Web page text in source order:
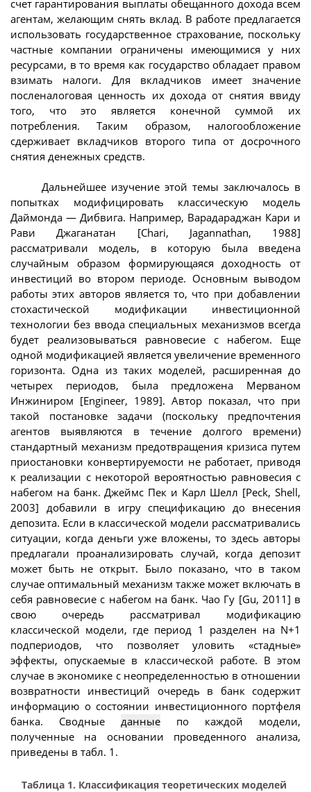
счет гарантирования выплаты обещанного дохода всем
агентам, желающим снять вклад. В работе предлагается
использовать государственное страхование, поскольку
частные компании ограничены имеющимися у них
ресурсами, в то время как государство обладает правом
взимать налоги. Для вкладчиков имеет значение
посленалоговая ценность их дохода от снятия ввиду
того, что это является конечной суммой их
потребления. Таким образом, налогообложение
сдерживает вкладчиков второго типа от досрочного
снятия денежных средств.
Дальнейшее изучение этой темы заключалось в
попытках модифицировать классическую модель
Даймонда — Дибвига. Например, Варадараджан Кари и
Рави Джаганатан [Chari, Jagannathan, 1988]
рассматривали модель, в которую была введена
случайным образом формирующаяся доходность от
инвестиций во втором периоде. Основным выводом
работы этих авторов является то, что при добавлении
стохастической модификации инвестиционной
технологии без ввода специальных механизмов всегда
будет реализовываться равновесие с набегом. Еще
одной модификацией является увеличение временного
горизонта. Одна из таких моделей, расширенная до
четырех периодов, была предложена Мерваном
Инжиниром [Engineer, 1989]. Автор показал, что при
такой постановке задачи (поскольку предпочтения
агентов выявляются в течение долгого времени)
стандартный механизм предотвращения кризиса путем
приостановки конвертируемости не работает, приводя
к реализации с некоторой вероятностью равновесия с
набегом на банк. Джеймс Пек и Карл Шелл [Peck, Shell,
2003] добавили в игру спецификацию до внесения
депозита. Если в классической модели рассматривались
ситуации, когда деньги уже вложены, то здесь авторы
предлагали проанализировать случай, когда депозит
может быть не открыт. Было показано, что в таком
случае оптимальный механизм также может включать в
себя равновесие с набегом на банк. Чао Гу [Gu, 2011] в
свою очередь рассматривал модификацию
классической модели, где период 1 разделен на N+1
подпериодов, что позволяет уловить «стадные»
эффекты, опускаемые в классической работе. В этом
случае в экономике с неопределенностью в отношении
возвратности инвестиций очередь в банк содержит
информацию о состоянии инвестиционного портфеля
банка. Сводные данные по каждой модели,
полученные на основании проведенного анализа,
приведены в табл. 1.
Таблица 1. Классификация теоретических моделей